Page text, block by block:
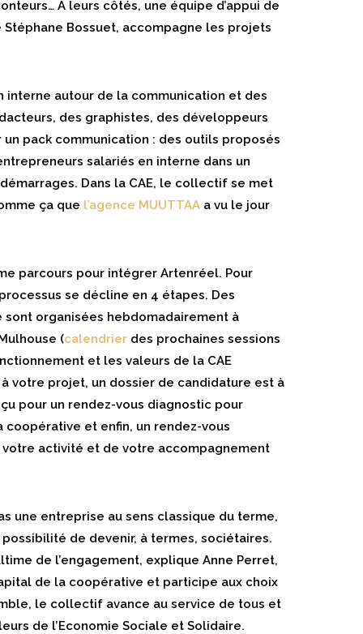
A leurs côtés, une équipe d’appui de
Bossuet, accompagne les projets
interne autour de la communication et des
des graphistes, des développeurs
un pack communication : des outils proposés
salariés en interne dans un
Dans la CAE, le collectif se met
ça que l’agence MUUTTAA a vu le jour
parcours pour intégrer Artenréel. Pour
se décline en 4 étapes. Des
organisées hebdomadairement à
(calendrier des prochaines sessions
et les valeurs de la CAE
votre projet, un dossier de candidature est à
pour un rendez-vous diagnostic pour
et enfin, un rendez-vous
activité et de votre accompagnement
une entreprise au sens classique du terme,
de devenir, à termes, sociétaires.
de l’engagement, explique Anne Perret,
de la coopérative et participe aux choix
le collectif avance au service de tous et
de l’Economie Sociale et Solidaire.